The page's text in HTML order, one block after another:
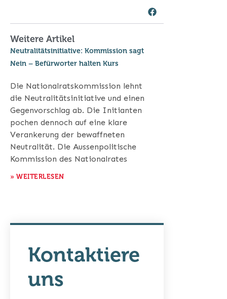
Weitere Artikel
Neutralitätsinitiative: Kommission sagt
Nein – Befürworter halten Kurs
Die Nationalratskommission lehnt
die Neutralitätsinitiative und einen
Gegenvorschlag ab. Die Initianten
pochen dennoch auf eine klare
Verankerung der bewaffneten
Neutralität. Die Aussenpolitische
Kommission des Nationalrates
» WEITERLESEN
Kontaktiere
uns